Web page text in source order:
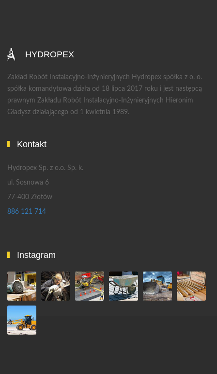
HYDROPEX
Zakład Robót Instalacyjno-Inżynieryjnych Hydropex spółka z o. o.
spółka komandytowa działa od 18 lipca 2017 roku i jest następcą
prawnym Zakładu Robót Instalacyjno-Inżynieryjnych Hieronim
Gładysz działającego od 1 kwietnia 1989.
Kontakt
Hydropex Sp. z o.o. Sp. k.
ul. Sosnowa 6
77-400 Złotów
886 121 714
Instagram